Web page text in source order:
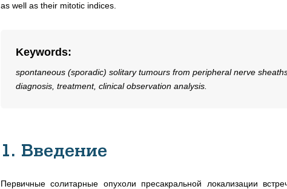
as well as their mitotic indices.
Keywords:
spontaneous (sporadic) solitary tumours from peripheral nerve
diagnosis, treatment, clinical observation analysis.
1. Введение
Первичные солитарные опухоли пресакральной локализации